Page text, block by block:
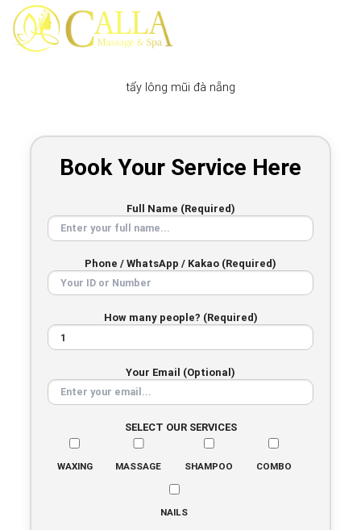
Skip
content
tẩy lông mũi đà nẵng
Book Your Service Here
Full Name (Required)
Phone / WhatsApp / Kakao (Required)
How many people? (Required)
Your Email (Optional)
SELECT OUR SERVICES
WAXING MASSAGE SHAMPOO COMBO
NAILS